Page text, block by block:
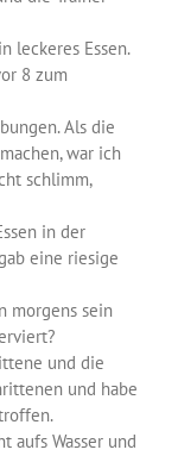
leckeres Essen.
8 zum
Als die
war ich
schlimm,
in der
eine riesige
morgens sein
und die
und habe
aufs Wasser und